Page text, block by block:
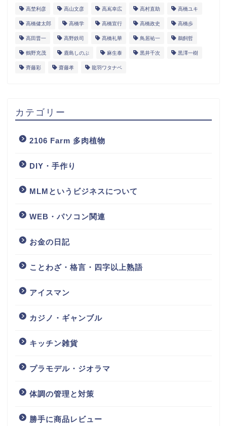
高埜利彦 高山文彦 高嶌幸広 高村直助 高橋ユキ
高橋健太郎 高橋学 高橋宣行 高橋政史 高橋歩
高田晋一 高野鉄司 髙橋礼華 鳥居祐一 鵜飼哲
鶴野充茂 鹿島しのぶ 麻生泰 黒井千次 黒澤一樹
齊藤彩 齋藤孝 龍羽ワタナベ
カテゴリー
2106 Farm 多肉植物
DIY・手作り
MLMというビジネスについて
WEB・パソコン関連
お金の日記
ことわざ・格言・四字以上熟語
アイスマン
カジノ・ギャンブル
キッチン雑貨
プラモデル・ジオラマ
体調の管理と対策
勝手に商品レビュー